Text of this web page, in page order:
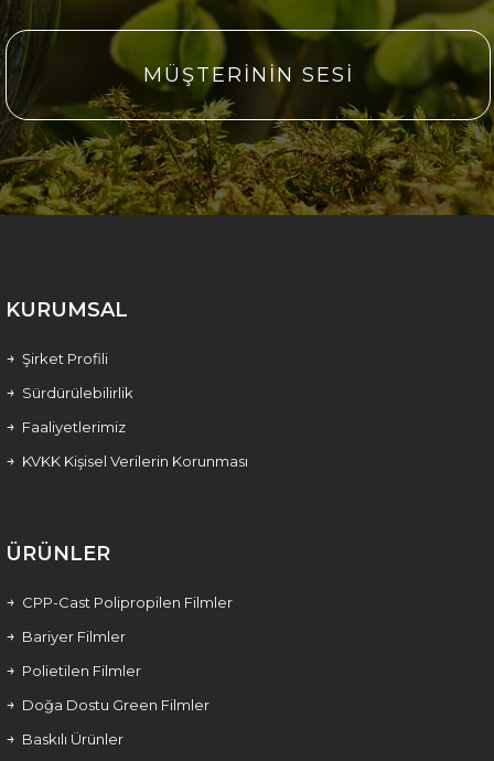
MÜŞTERİNİN SESİ
KURUMSAL
Şirket Profili
Sürdürülebilirlik
Faaliyetlerimiz
KVKK Kişisel Verilerin Korunması
ÜRÜNLER
CPP-Cast Polipropilen Filmler
Bariyer Filmler
Polietilen Filmler
Doğa Dostu Green Filmler
Baskılı Ürünler